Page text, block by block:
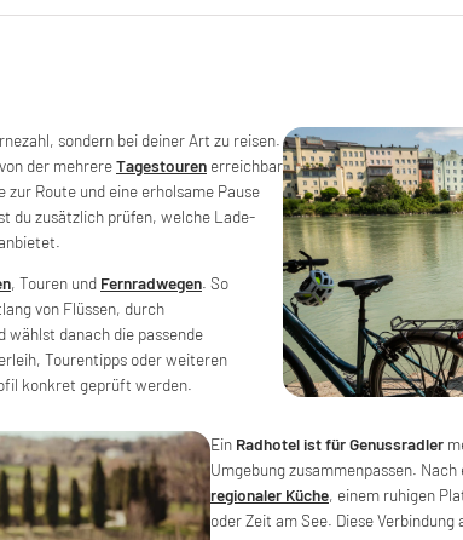
sondern bei deiner Art zu reisen.
der mehrereTagestouren erreichbar
zur Route und eine erholsame Pause
du zusätzlich prüfen, welche Lade-
, Touren und Fernradwegen. So
von Flüssen, durch
wählst danach die passende
Tourentipps oder weiteren
konkret geprüft werden.
Ein Radhotel ist für Genussradler
Umgebung zusammenpassen.
regionaler Küche, einem ruhigen
oder Zeit am See. Diese